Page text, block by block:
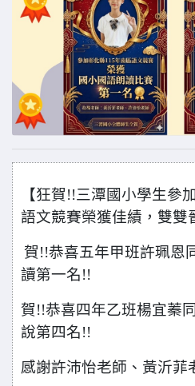
【狂賀!!三潭國小學生參
語文競賽榮獲佳績，雙雙
賀!!恭喜五年甲班許珮恩
讀第一名!!
賀!!恭喜四年乙班楊宜蓁
說第四名!!
感謝許沛怡老師、黃沂菲